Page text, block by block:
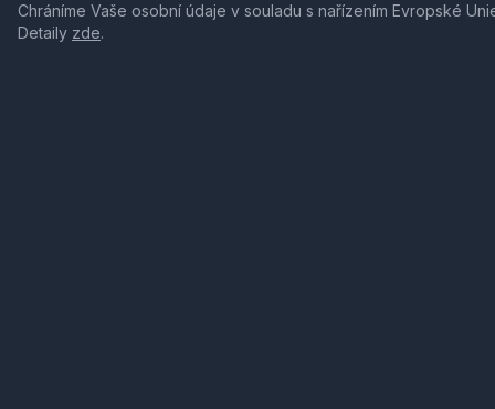
Chráníme Vaše osobní údaje v souladu s nařízením Evropské
Detaily zde.